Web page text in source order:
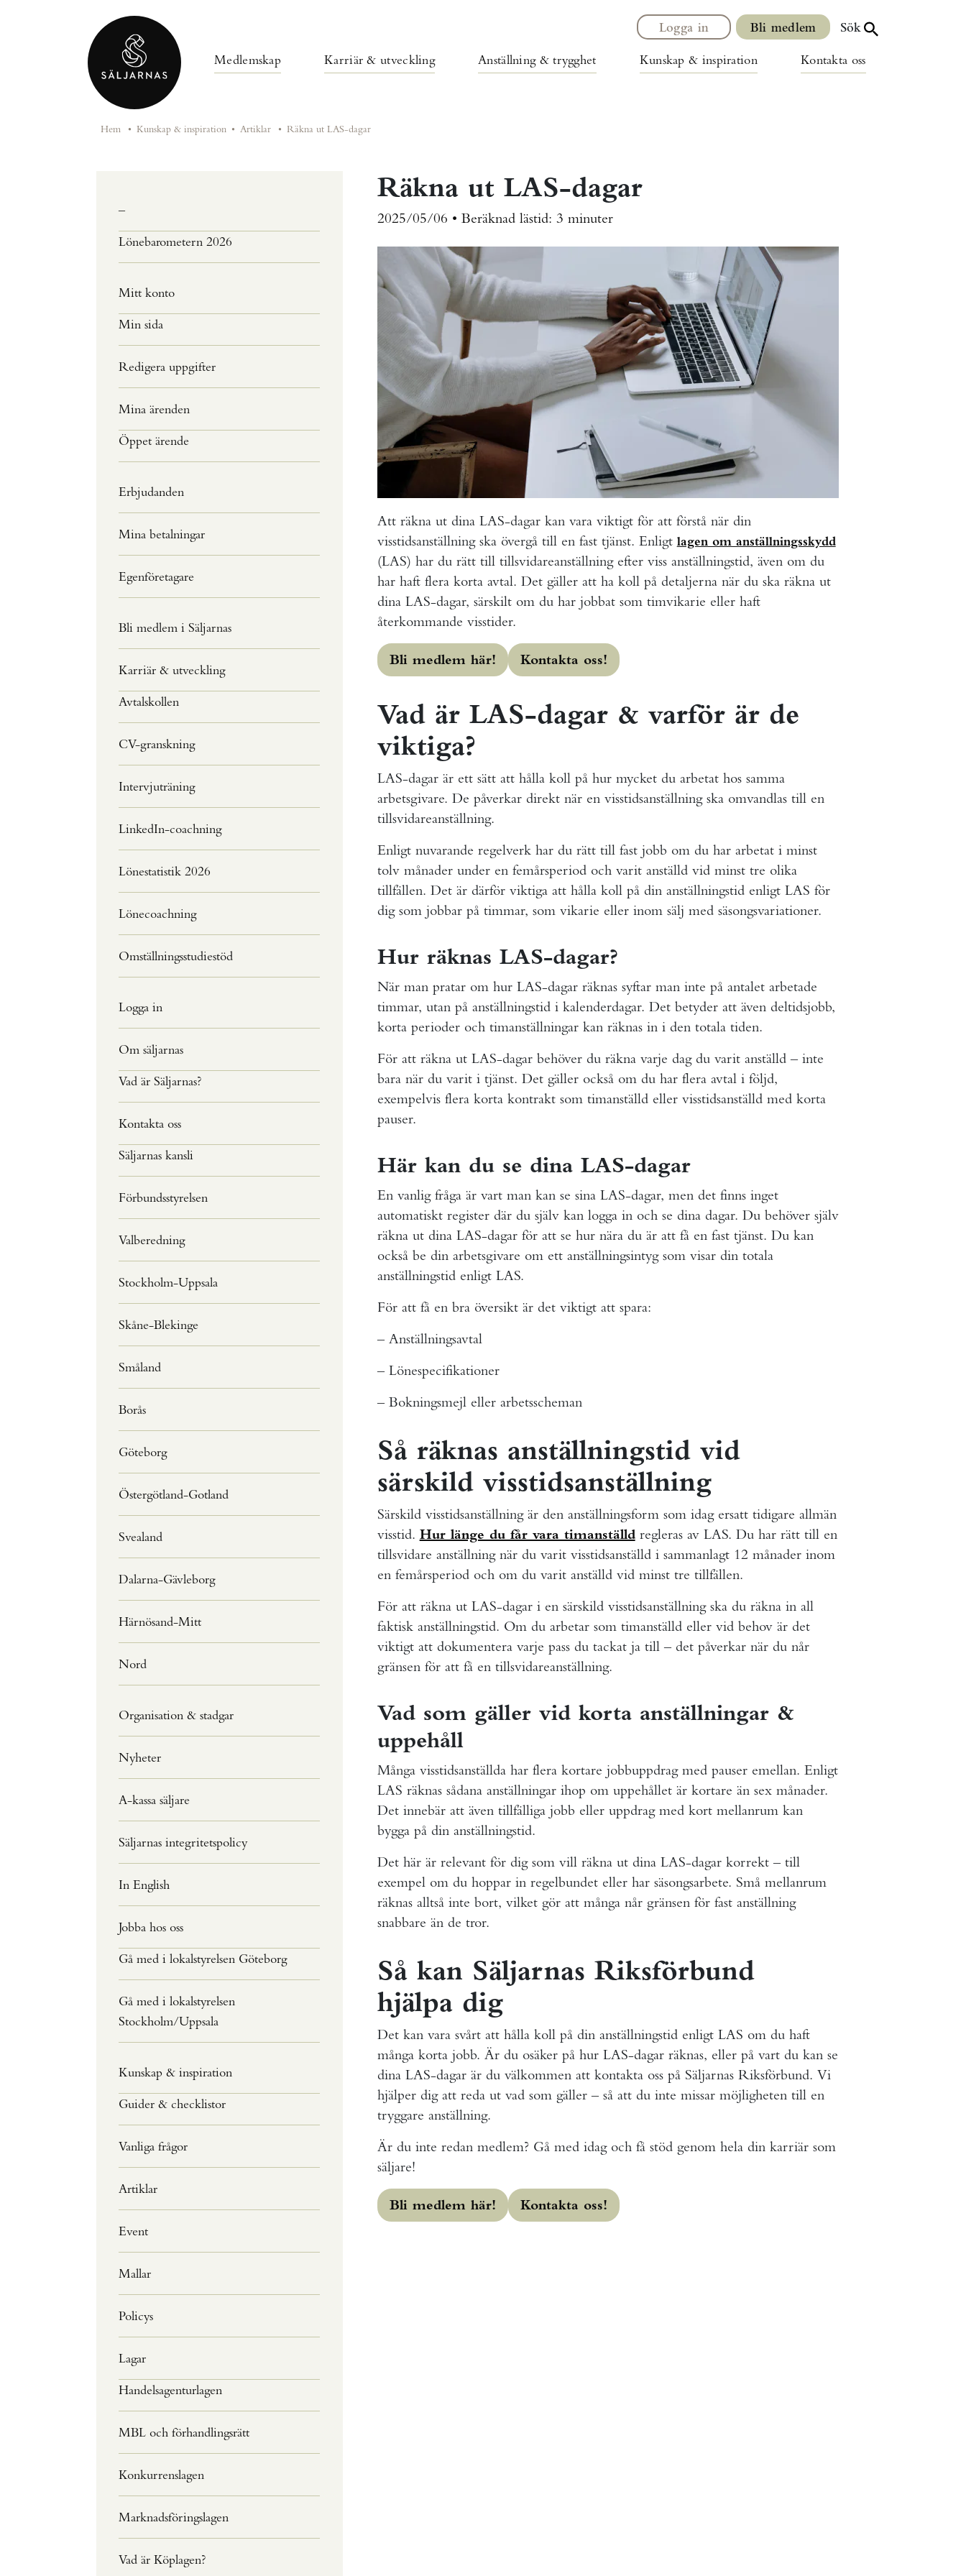
Medlemskap Karriär & utveckling Anställning & trygghet Kunskap & inspiration Kontakta oss
Logga in Bli medlem Sök
Hem • Kunskap & inspiration • Artiklar • Räkna ut LAS-dagar
–
Lönebarometern 2026
Mitt konto
Min sida
Redigera uppgifter
Mina ärenden
Öppet ärende
Erbjudanden
Mina betalningar
Egenföretagare
Bli medlem i Säljarnas
Karriär & utveckling
Avtalskollen
CV-granskning
Intervjuträning
LinkedIn-coachning
Lönestatistik 2026
Lönecoachning
Omställningsstudiestöd
Logga in
Om säljarnas
Vad är Säljarnas?
Kontakta oss
Säljarnas kansli
Förbundsstyrelsen
Valberedning
Stockholm-Uppsala
Skåne-Blekinge
Småland
Borås
Göteborg
Östergötland-Gotland
Svealand
Dalarna-Gävleborg
Härnösand-Mitt
Nord
Organisation & stadgar
Nyheter
A-kassa säljare
Säljarnas integritetspolicy
In English
Jobba hos oss
Gå med i lokalstyrelsen Göteborg
Gå med i lokalstyrelsen
Stockholm/Uppsala
Kunskap & inspiration
Guider & checklistor
Vanliga frågor
Artiklar
Event
Mallar
Policys
Lagar
Handelsagenturlagen
MBL och förhandlingsrätt
Konkurrenslagen
Marknadsföringslagen
Vad är Köplagen?
Räkna ut LAS-dagar
2025/05/06 • Beräknad lästid: 3 minuter
Att räkna ut dina LAS-dagar kan vara viktigt för att förstå när din
visstidsanställning ska övergå till en fast tjänst. Enligt lagen om anställningsskydd
(LAS) har du rätt till tillsvidareanställning efter viss anställningstid, även om du
har haft flera korta avtal. Det gäller att ha koll på detaljerna när du ska räkna ut
dina LAS-dagar, särskilt om du har jobbat som timvikarie eller haft
återkommande visstider.
Bli medlem här! Kontakta oss!
Vad är LAS-dagar & varför är de
viktiga?
LAS-dagar är ett sätt att hålla koll på hur mycket du arbetat hos samma
arbetsgivare. De påverkar direkt när en visstidsanställning ska omvandlas till en
tillsvidareanställning.
Enligt nuvarande regelverk har du rätt till fast jobb om du har arbetat i minst
tolv månader under en femårsperiod och varit anställd vid minst tre olika
tillfällen. Det är därför viktiga att hålla koll på din anställningstid enligt LAS för
dig som jobbar på timmar, som vikarie eller inom sälj med säsongsvariationer.
Hur räknas LAS-dagar?
När man pratar om hur LAS-dagar räknas syftar man inte på antalet arbetade
timmar, utan på anställningstid i kalenderdagar. Det betyder att även deltidsjobb,
korta perioder och timanställningar kan räknas in i den totala tiden.
För att räkna ut LAS-dagar behöver du räkna varje dag du varit anställd – inte
bara när du varit i tjänst. Det gäller också om du har flera avtal i följd,
exempelvis flera korta kontrakt som timanställd eller visstidsanställd med korta
pauser.
Här kan du se dina LAS-dagar
En vanlig fråga är vart man kan se sina LAS-dagar, men det finns inget
automatiskt register där du själv kan logga in och se dina dagar. Du behöver själv
räkna ut dina LAS-dagar för att se hur nära du är att få en fast tjänst. Du kan
också be din arbetsgivare om ett anställningsintyg som visar din totala
anställningstid enligt LAS.
För att få en bra översikt är det viktigt att spara:
– Anställningsavtal
– Lönespecifikationer
– Bokningsmejl eller arbetsscheman
Så räknas anställningstid vid
särskild visstidsanställning
Särskild visstidsanställning är den anställningsform som idag ersatt tidigare allmän
visstid. Hur länge du får vara timanställdregleras av LAS. Du har rätt till en
tillsvidare anställning när du varit visstidsanställd i sammanlagt 12 månader inom
en femårsperiod och om du varit anställd vid minst tre tillfällen.
För att räkna ut LAS-dagar i en särskild visstidsanställning ska du räkna in all
faktisk anställningstid. Om du arbetar som timanställd eller vid behov är det
viktigt att dokumentera varje pass du tackat ja till – det påverkar när du når
gränsen för att få en tillsvidareanställning.
Vad som gäller vid korta anställningar &
uppehåll
Många visstidsanställda har flera kortare jobbuppdrag med pauser emellan. Enligt
LAS räknas sådana anställningar ihop om uppehållet är kortare än sex månader.
Det innebär att även tillfälliga jobb eller uppdrag med kort mellanrum kan
bygga på din anställningstid.
Det här är relevant för dig som vill räkna ut dina LAS-dagar korrekt – till
exempel om du hoppar in regelbundet eller har säsongsarbete. Små mellanrum
räknas alltså inte bort, vilket gör att många når gränsen för fast anställning
snabbare än de tror.
Så kan Säljarnas Riksförbund
hjälpa dig
Det kan vara svårt att hålla koll på din anställningstid enligt LAS om du haft
många korta jobb. Är du osäker på hur LAS-dagar räknas, eller på vart du kan se
dina LAS-dagar är du välkommen att kontakta oss på Säljarnas Riksförbund. Vi
hjälper dig att reda ut vad som gäller – så att du inte missar möjligheten till en
tryggare anställning.
Är du inte redan medlem? Gå med idag och få stöd genom hela din karriär som
säljare!
Bli medlem här! Kontakta oss!